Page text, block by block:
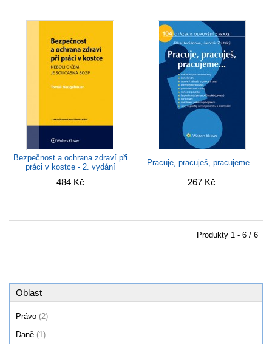
Bezpečnost a ochrana zdraví při
práci v kostce - 2. vydání
484 Kč
Pracuje, pracuješ, pracujeme...
267 Kč
Produkty 1 - 6 / 6
Oblast
Právo (2)
Daně (1)